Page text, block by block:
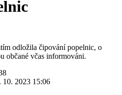
odložila čipování popelnic, o
občané včas informováni.
10. 2023 15:06